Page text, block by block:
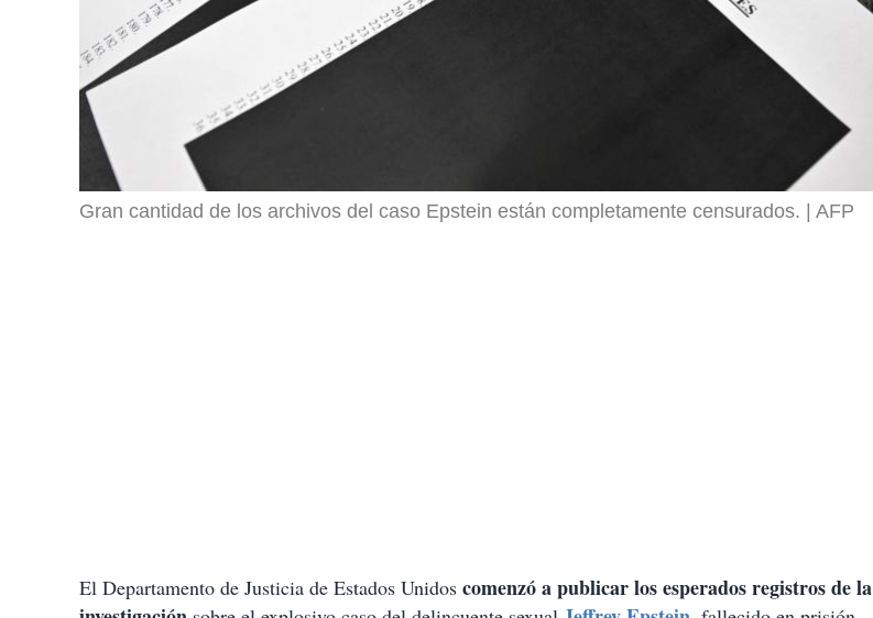
Gran cantidad de los archivos del caso Epstein están completamente censurados. AFP
El Departamento de Justicia de Estados Unidos comenzó a publicar los esperados registros de la